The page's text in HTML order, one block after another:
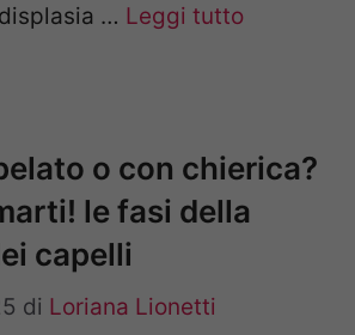
… Leggi tutto
o con chierica?
le fasi della
capelli
di Loriana Lionetti